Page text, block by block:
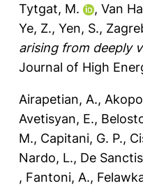
Tytgat, M.
, Van
Ye, Z., Yen, S.,
arising from deeply
Journal of High
Airapetian, A.,
Avetisyan, E.,
M., Capitani, G. P.,
Nardo, L., De
, Fantoni, A.,